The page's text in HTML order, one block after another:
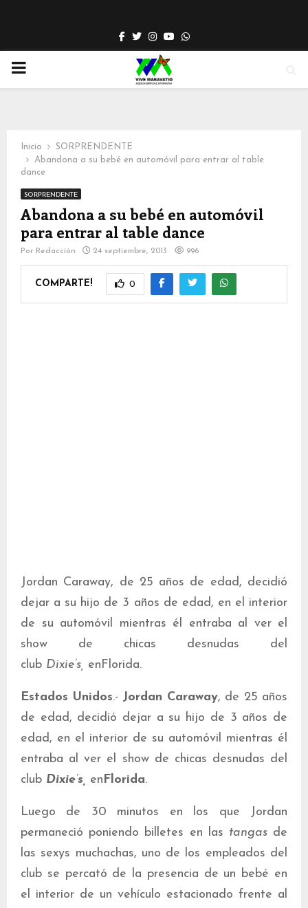
Facebook
TwitterInstagram
YoutubeWhatsapp
PRIMARY
Inicio
SORPRENDENTE
Abandona a su bebé en automóvil para entrar al table
dance
SORPRENDENTE
Abandona a su bebé en automóvil
para entrar al table dance
Por Redacción 24 septiembre, 2013 996
COMPARTE! 0
Jordan Caraway, de 25 años de edad, decidió
dejar a su hijo de 3 años de edad, en el interior
de su automóvil mientras él entraba al ver el
show de chicas desnudas del
club Dixie’s, enFlorida.
Estados Unidos.- Jordan Caraway, de 25 años
de edad, decidió dejar a su hijo de 3 años de
edad, en el interior de su automóvil mientras él
entraba al ver el show de chicas desnudas del
club Dixie’s, enFlorida.
Luego de 30 minutos en los que Jordan
permaneció poniendo billetes en las tangasde
las sexys muchachas, uno de los empleados del
club se percató de la presencia de un bebé en
el interior de un vehículo estacionado frente al